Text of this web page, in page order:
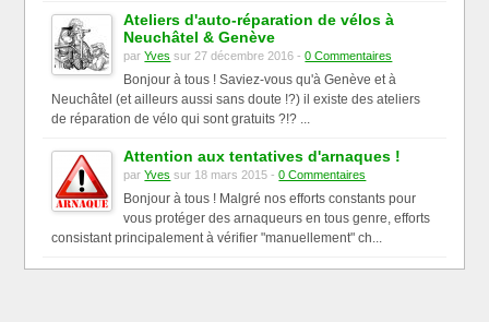
Ateliers d'auto-réparation de vélos à
Neuchâtel & Genève
parYves sur 27 décembre 2016 -0 Commentaires
Bonjour à tous ! Saviez-vous qu'à Genève et à
Neuchâtel (et ailleurs aussi sans doute !?) il existe des ateliers
de réparation de vélo qui sont gratuits ?!? ...
Attention aux tentatives d'arnaques !
parYves sur 18 mars 2015 -0 Commentaires
Bonjour à tous ! Malgré nos efforts constants pour
vous protéger des arnaqueurs en tous genre, efforts
consistant principalement à vérifier "manuellement" ch...